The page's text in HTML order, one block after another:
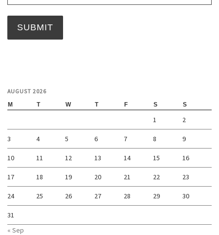
AUGUST 2026
M T W T F S S
1 2
3 4 5 6 7 8 9
10 11 12 13 14 15 16
17 18 19 20 21 22 23
24 25 26 27 28 29 30
31
« Sep